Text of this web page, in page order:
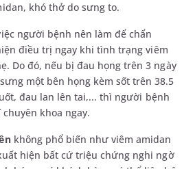
khó thở do sưng to.
người bệnh nên làm để chẩn
điều trị ngay khi tình trạng viêm
Do đó, nếu bị đau họng trên 3 ngày
một bên họng kèm sốt trên 38.5
đau lan lên tai,... thì người bệnh
khoa ngay.
không phổ biến như viêm amidan
hiện bất cứ triệu chứng nghi ngờ